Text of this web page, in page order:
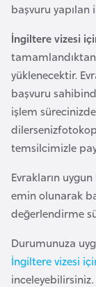
başvuru
İngiltere vizesi
yüklenecektir.
başvuru
işlem sürecinizde
temsilcimizle
Evrakların
emin olunarak
değerlendirme
Durumunuza
İngiltere vizesi
inceleyebilirsiniz.
a
r
i
s
t
a
n
u
r
k
i
n
a